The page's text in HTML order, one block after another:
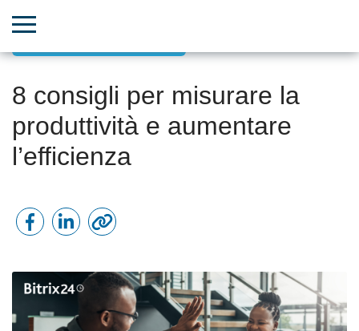
8 consigli per misurare la
produttività e aumentare
l’efficienza